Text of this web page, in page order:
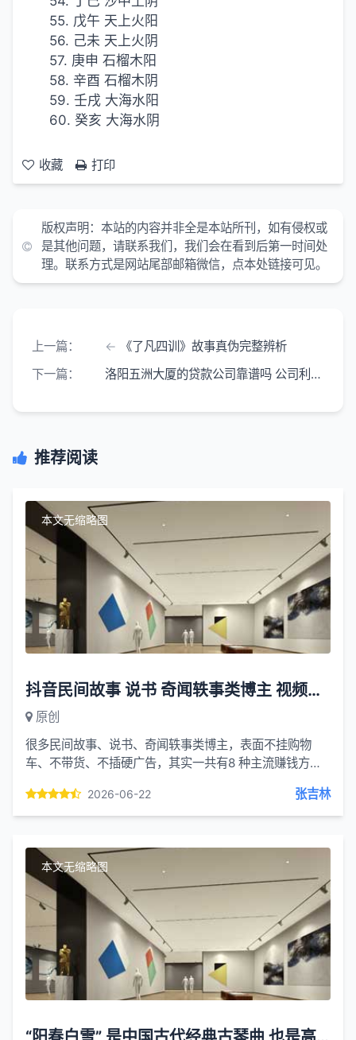
55. 戊午 天上火阳
56. 己未 天上火阴
57. 庚申 石榴木阳
58. 辛酉 石榴木阴
59. 壬戌 大海水阳
60. 癸亥 大海水阴
收藏 打印
版权声明： 本站的内容并非全是本站所刊，如有侵权或
是其他问题，请联系我们，我们会在看到后第一时间处
理。联系方式是网站尾部邮箱微信，点本处链接可见。
上一篇：
《了凡四训》故事真伪完整辨析
下一篇：
洛阳五洲大厦的贷款公司靠谱吗 公司利润从哪来 有无风险
推荐阅读
本文无缩略图
抖音民间故事 说书 奇闻轶事类博主 视频是如何赚钱的？
原创
很多民间故事、说书、奇闻轶事类博主，表面不挂购物
车、不带货、不插硬广告，其实一共有8 种主流赚钱方
序：1、中视频伙伴...
2026-06-22 张吉林
本文无缩略图